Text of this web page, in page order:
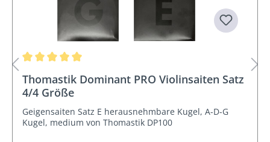
Thomastik Dominant PRO Violinsaiten Satz
4/4 Größe
Geigensaiten Satz E herausnehmbare Kugel, A-D-G
Kugel, medium von Thomastik DP100